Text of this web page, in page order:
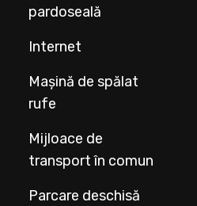
pardoseală
Internet
Mașină de spălat
rufe
Mijloace de
transport în comun
Parcare deschisă